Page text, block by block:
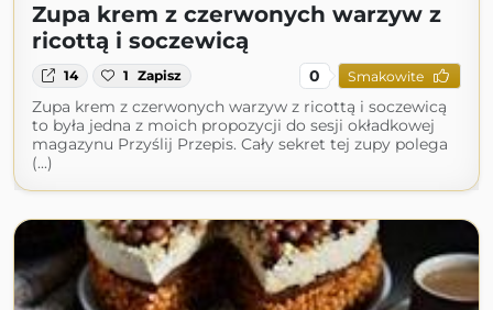
Zupa krem z czerwonych warzyw z
ricottą i soczewicą
14 1 Zapisz 0 Smakowite
Zupa krem z czerwonych warzyw z ricottą i soczewicą
to była jedna z moich propozycji do sesji okładkowej
magazynu Przyślij Przepis. Cały sekret tej zupy polega
(...)